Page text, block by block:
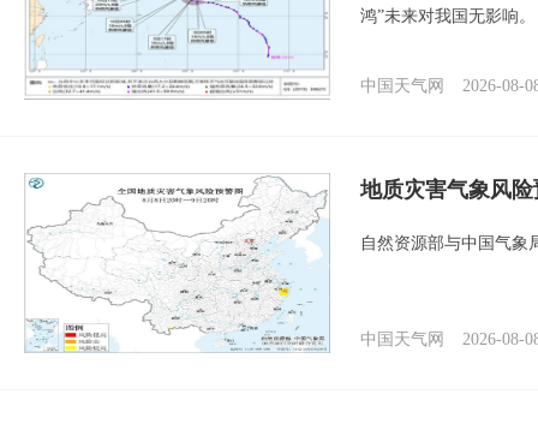
鸿”未来对我国无影响。
中国天气网 2026-08-
地质灾害气象风
自然资源部与中国气象
中国天气网 2026-08-